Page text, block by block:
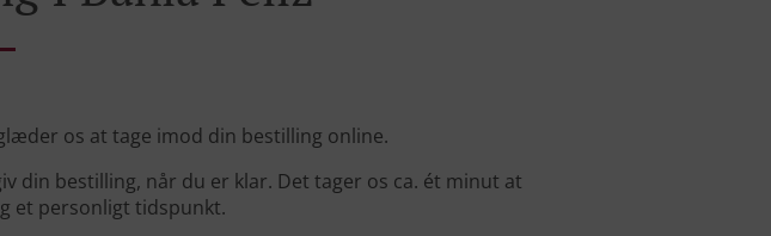
os at tage imod din bestilling online.
din bestilling, når du er klar. Det tager os ca. ét minut at
et personligt tidspunkt.